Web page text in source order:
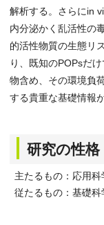
解析する。さらにin
内分泌かく乱活性の
的活性物質の生態リ
り、既知のPOPsだ
物含め、その環境負
する貴重な基礎情報
研究の性格
主たるもの：応用科
従たるもの：基礎科